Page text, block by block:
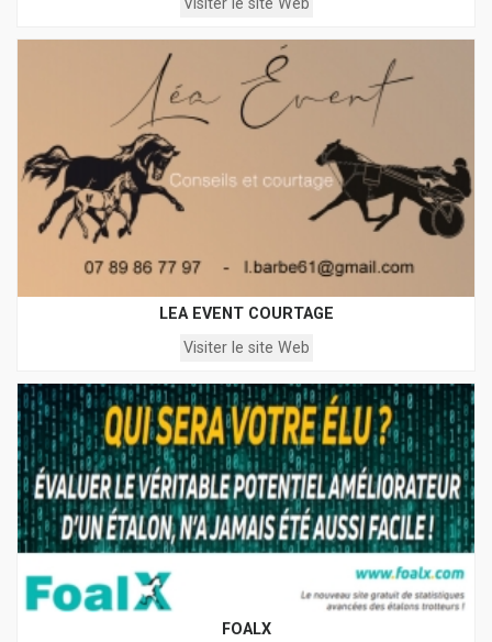
LEA EVENT COURTAGE
Visiter le site Web
FOALX